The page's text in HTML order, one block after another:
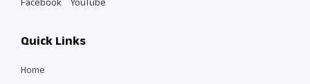
Facebook YouTube
Quick Links
Home